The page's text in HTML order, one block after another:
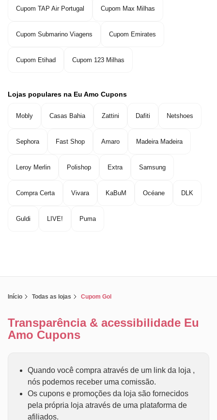
Cupom TAP Air Portugal Cupom Max Milhas
Cupom Submarino Viagens Cupom Emirates
Cupom Etihad Cupom 123 Milhas
Lojas populares na Eu Amo Cupons
Mobly Casas Bahia Zattini Dafiti Netshoes
Sephora Fast Shop Amaro Madeira Madeira
Leroy Merlin Polishop Extra Samsung
Compra Certa Vivara KaBuM Océane DLK
Guldi LIVE! Puma
Início Todas as lojas Cupom Gol
Transparência & acessibilidade Eu
Amo Cupons
Quando você compra através de um link da loja ,
nós podemos receber uma comissão.
Os cupons e promoções da loja são fornecidos
pela própria loja através de uma plataforma de
afiliados.